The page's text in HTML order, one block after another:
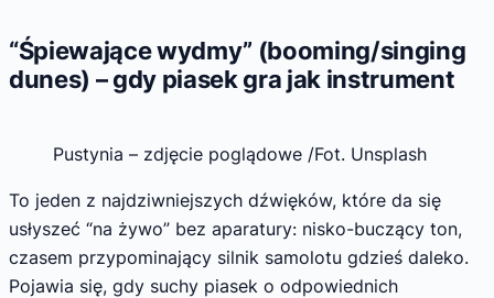
“Śpiewające wydmy” (booming/singing
dunes) – gdy piasek gra jak instrument
Pustynia – zdjęcie poglądowe /Fot. Unsplash
To jeden z najdziwniejszych dźwięków, które da się
usłyszeć “na żywo” bez aparatury: nisko-buczący ton,
czasem przypominający silnik samolotu gdzieś daleko.
Pojawia się, gdy suchy piasek o odpowiednich